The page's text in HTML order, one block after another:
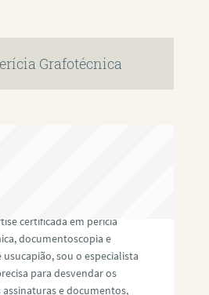
Grafotécnica
certificada em perícia
documentoscopia e
usucapião, sou o especialista
para desvendar os
assinaturas e documentos,